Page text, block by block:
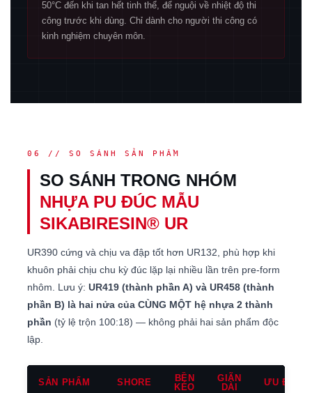
50°C đến khi tan hết tinh thể, để nguội về nhiệt độ thi
công trước khi dùng. Chỉ dành cho người thi công có
kinh nghiệm chuyên môn.
06 // SO SÁNH SẢN PHẨM
SO SÁNH TRONG NHÓM
NHỰA PU ĐÚC MẪU
SIKABIRESIN® UR
UR390 cứng và chịu va đập tốt hơn UR132, phù hợp khi
khuôn phải chịu chu kỳ đúc lặp lại nhiều lần trên pre-form
nhôm. Lưu ý: UR419 (thành phần A) và UR458 (thành
phần B) là hai nửa của CÙNG MỘT hệ nhựa 2 thành
phần (tỷ lệ trộn 100:18) — không phải hai sản phẩm độc
lập.
SẢN PHẨM SHORE
BỀN
KÉO
GIÃN
DÀI
ƯU ĐIỂM